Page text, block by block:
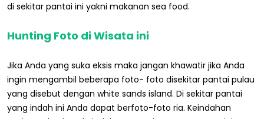
di sekitar pantai ini yakni makanan sea food.
Hunting Foto di Wisata ini
Jika Anda yang suka eksis maka jangan khawatir jika Anda
ingin mengambil beberapa foto- foto disekitar pantai pulau
yang disebut dengan white sands island. Di sekitar pantai
yang indah ini Anda dapat berfoto-foto ria. Keindahan